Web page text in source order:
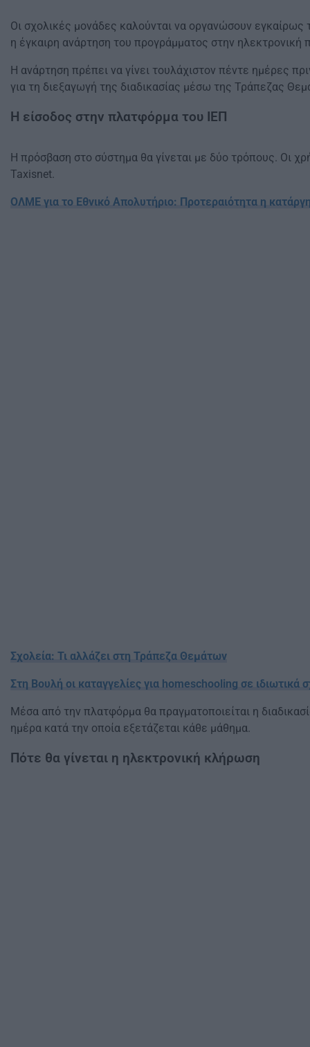
Οι σχολικές μονάδες καλούνται να οργανώσουν εγκαίρως
η έγκαιρη ανάρτηση του προγράμματος στην ηλεκτρονική
Η ανάρτηση πρέπει να γίνει τουλάχιστον πέντε ημέρες
για τη διεξαγωγή της διαδικασίας μέσω της Τράπεζας
Η είσοδος στην πλατφόρμα του ΙΕΠ
Η πρόσβαση στο σύστημα θα γίνεται με δύο τρόπους. Οι
Taxisnet.
ΟΛΜΕ για το Εθνικό Απολυτήριο: Προτεραιότητα η
Σχολεία: Τι αλλάζει στη Τράπεζα Θεμάτων
Στη Βουλή οι καταγγελίες για homeschooling σε
Μέσα από την πλατφόρμα θα πραγματοποιείται η
ημέρα κατά την οποία εξετάζεται κάθε μάθημα.
Πότε θα γίνεται η ηλεκτρονική κλήρωση